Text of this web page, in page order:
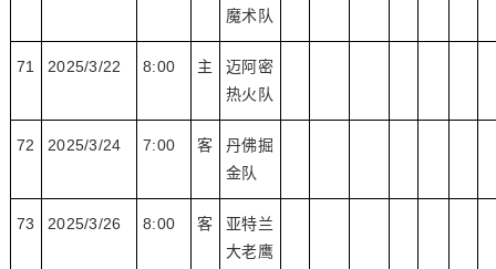
魔术队
71 2025/3/22 8:00 主
迈阿密
热火队
72 2025/3/24 7:00 客
丹佛掘
金队
73 2025/3/26 8:00 客
亚特兰
大老鹰